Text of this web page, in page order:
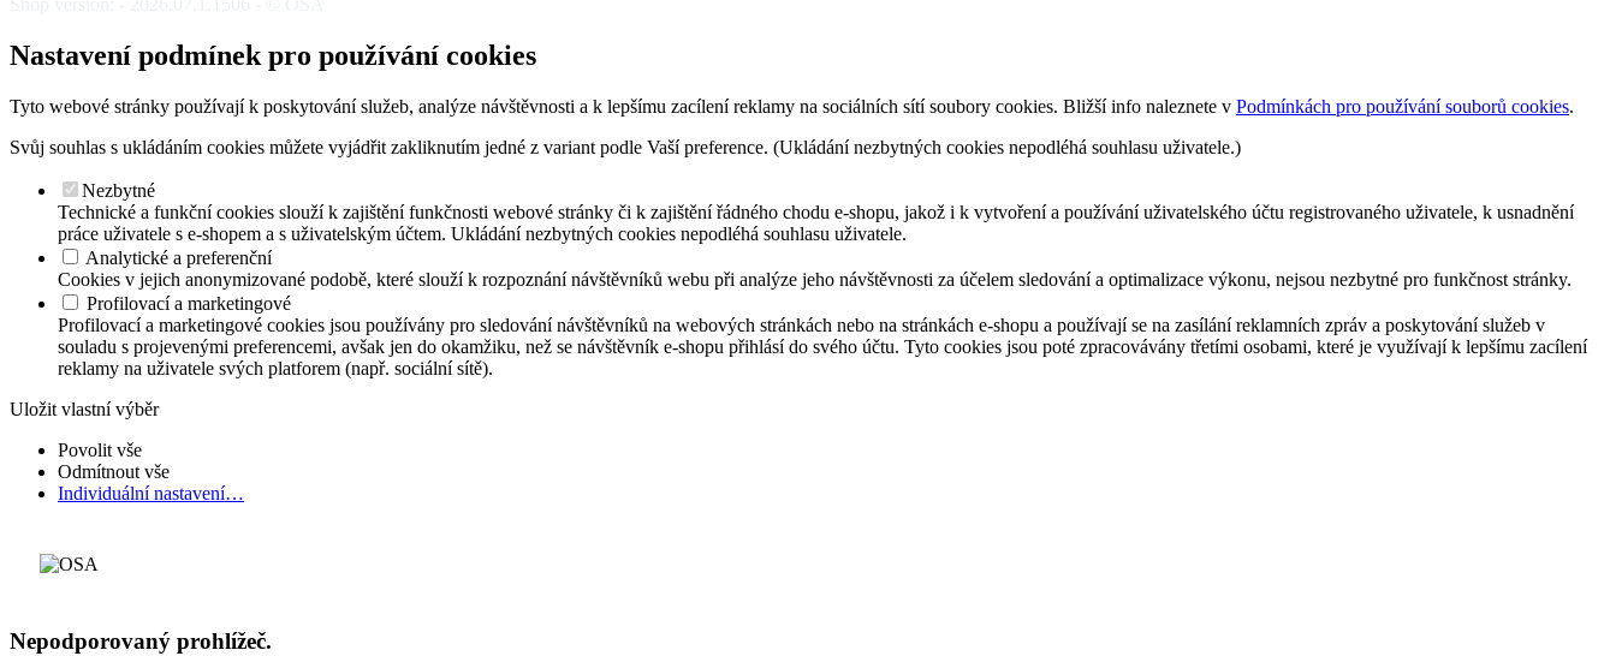
Nastavení podmínek pro používání cookies
Tyto webové stránky používají k poskytování služeb, analýze návštěvnosti a k lepšímu zacílení reklamy na sociálních sítí soubory cookies. Bližší info naleznete v Podmínkách pro používání souborů cookies.
Svůj souhlas s ukládáním cookies můžete vyjádřit zakliknutím jedné z variant podle Vaší preference. (Ukládání nezbytných cookies nepodléhá souhlasu uživatele.)
Nezbytné
Technické a funkční cookies slouží k zajištění funkčnosti webové stránky či k zajištění řádného chodu e-shopu, jakož i k vytvoření a používání uživatelského účtu registrovaného uživatele, k usnadnění
práce uživatele s e-shopem a s uživatelským účtem. Ukládání nezbytných cookies nepodléhá souhlasu uživatele.
Analytické a preferenční
Cookies v jejich anonymizované podobě, které slouží k rozpoznání návštěvníků webu při analýze jeho návštěvnosti za účelem sledování a optimalizace výkonu, nejsou nezbytné pro funkčnost stránky.
Profilovací a marketingové
Profilovací a marketingové cookies jsou používány pro sledování návštěvníků na webových stránkách nebo na stránkách e-shopu a používají se na zasílání reklamních zpráv a poskytování služeb v
souladu s projevenými preferencemi, avšak jen do okamžiku, než se návštěvník e-shopu přihlásí do svého účtu. Tyto cookies jsou poté zpracovávány třetími osobami, které je využívají k lepšímu zacílení
reklamy na uživatele svých platforem (např. sociální sítě).
Uložit vlastní výběr
Povolit vše
Odmítnout vše
Individuální nastavení…
Nepodporovaný prohlížeč.